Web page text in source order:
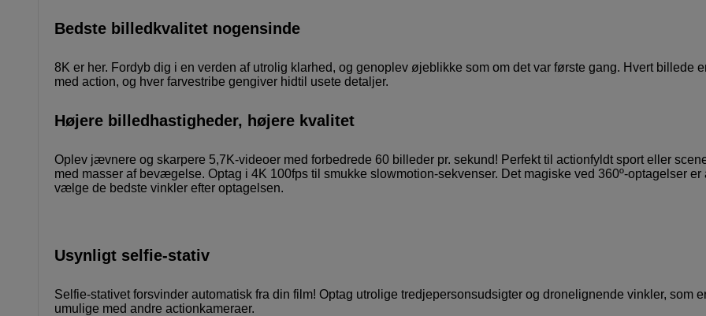
Bedste billedkvalitet nogensinde
8K er her. Fordyb dig i en verden af utrolig klarhed, og genoplev øjeblikke som om det var første gang. Hvert billede
med action, og hver farvestribe gengiver hidtil usete detaljer.
Højere billedhastigheder, højere kvalitet
Oplev jævnere og skarpere 5,7K-videoer med forbedrede 60 billeder pr. sekund! Perfekt til actionfyldt sport eller
med masser af bevægelse. Optag i 4K 100fps til smukke slowmotion-sekvenser. Det magiske ved 360º-optagelser er
vælge de bedste vinkler efter optagelsen.
Usynligt selfie-stativ
Selfie-stativet forsvinder automatisk fra din film! Optag utrolige tredjepersonsudsigter og dronelignende vinkler, som
umulige med andre actionkameraer.